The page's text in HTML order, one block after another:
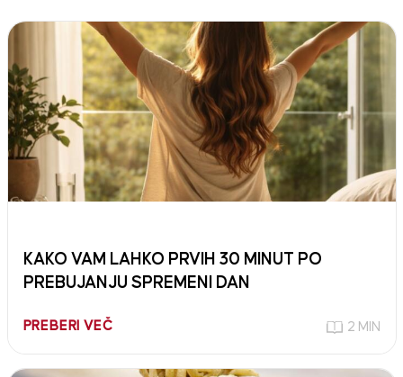
KAKO VAM LAHKO PRVIH 30 MINUT PO
PREBUJANJU SPREMENI DAN
PREBERI VEČ 2 MIN